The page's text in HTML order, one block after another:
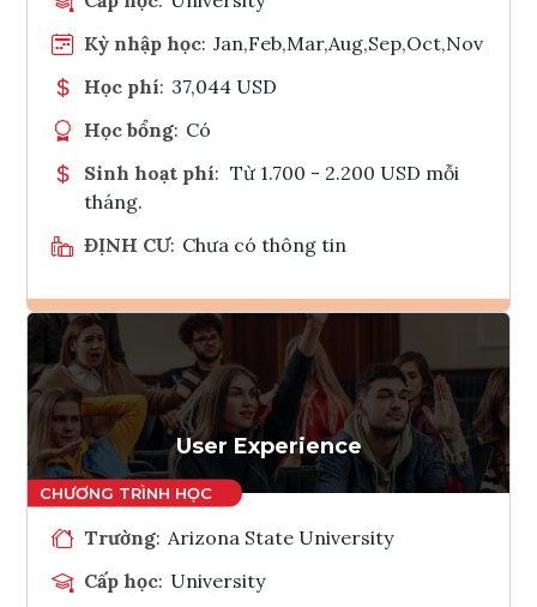
Kỳ nhập học: Jan,Feb,Mar,Aug,Sep,Oct,Nov
Học phí: 37,044 USD
Học bổng: Có
Sinh hoạt phí: Từ 1.700 - 2.200 USD mỗi
tháng.
ĐỊNH CƯ: Chưa có thông tin
Ghi danh
Tham vấn Interlink
User Experience
Trường: Arizona State University
Cấp học: University